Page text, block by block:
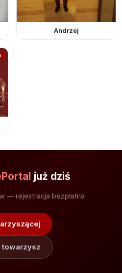
Andrzej
już dziś
— rejestracja bezpłatna
towarzysz